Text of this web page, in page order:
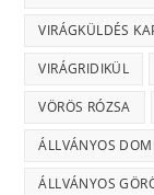
VIRÁGKÜLDÉS
VIRÁGRIDIKÜL
VÖRÖS RÓZSA
ÁLLVÁNYOS
ÁLLVÁNYOS